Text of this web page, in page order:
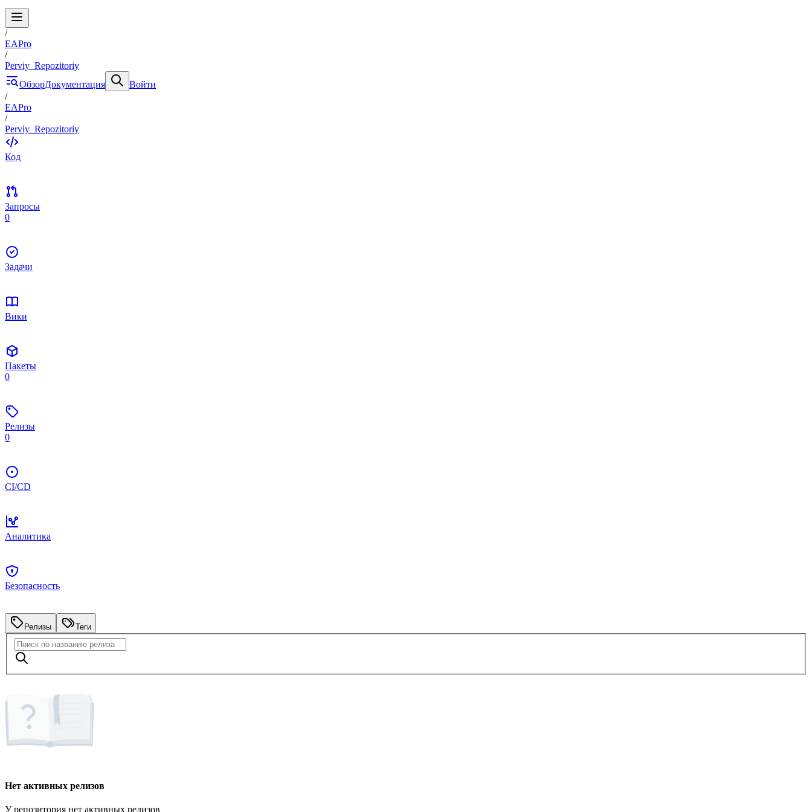
/
EAPro
/
Perviy_Repozitoriy
ОбзорДокументация
Войти
/
EAPro
/
Perviy_Repozitoriy
Код
Запросы
0
Задачи
Вики
Пакеты
0
Релизы
0
CI/CD
Аналитика
Безопасность
Релизы Теги
Нет активных релизов
У репозитория нет активных релизов